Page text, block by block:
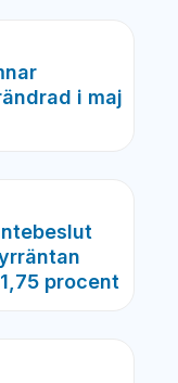
i maj
procent